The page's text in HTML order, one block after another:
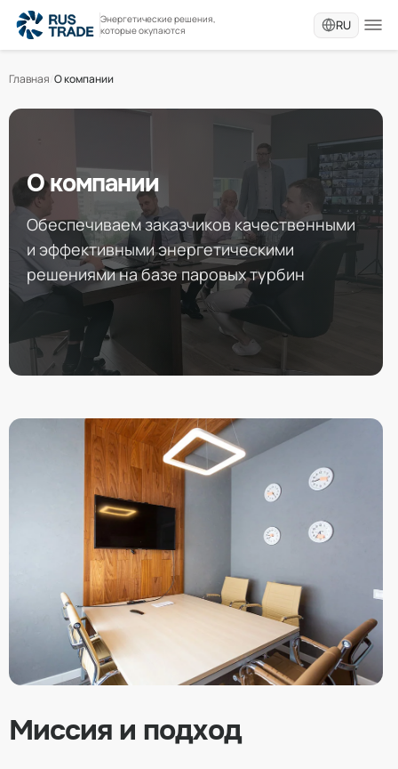
Энергетические решения,
которые окупаются
RU
Главная О компании
О компании
Обеспечиваем заказчиков качественными
и эффективными энергетическими
решениями на базе паровых турбин
Миссия и подход